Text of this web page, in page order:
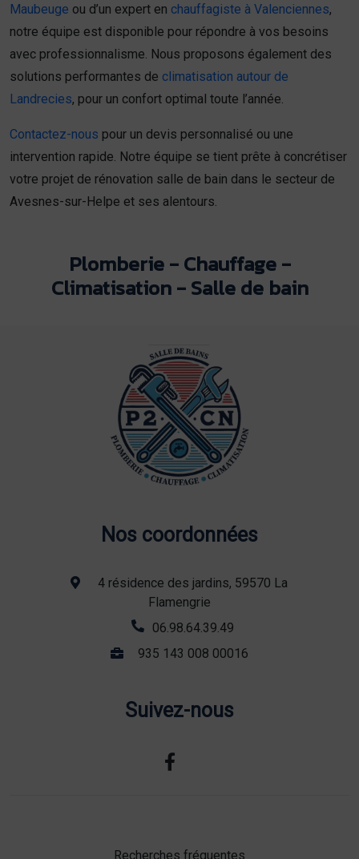
Maubeuge ou d’un expert en chauffagiste à Valenciennes,
notre équipe est disponible pour répondre à vos besoins
avec professionnalisme. Nous proposons également des
solutions performantes de climatisation autour de
Landrecies, pour un confort optimal toute l’année.
Contactez-nous pour un devis personnalisé ou une
intervention rapide. Notre équipe se tient prête à concrétiser
votre projet de rénovation salle de bain dans le secteur de
Avesnes-sur-Helpe et ses alentours.
Plomberie - Chauffage -
Climatisation - Salle de bain
Nos coordonnées
4 résidence des jardins, 59570 La
Flamengrie
06.98.64.39.49
935 143 008 00016
Suivez-nous
Recherches fréquentes